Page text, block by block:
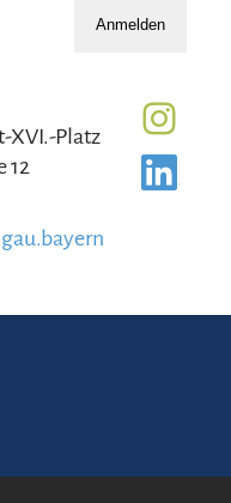
Anmelden
XVI.-Platz
12